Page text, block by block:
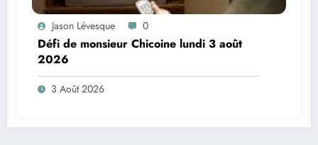
Jason Lévesque 0
Défi de monsieur Chicoine lundi 3 août
2026
3 Août 2026